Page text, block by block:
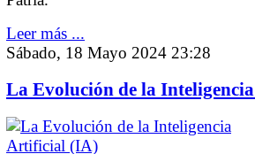
Leer más ...
Sábado, 18 Mayo 2024 23:28
La Evolución de la